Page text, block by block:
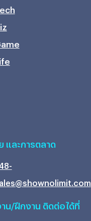
และการตลาด
น/ฝึกงาน ติดต่อได้ที่